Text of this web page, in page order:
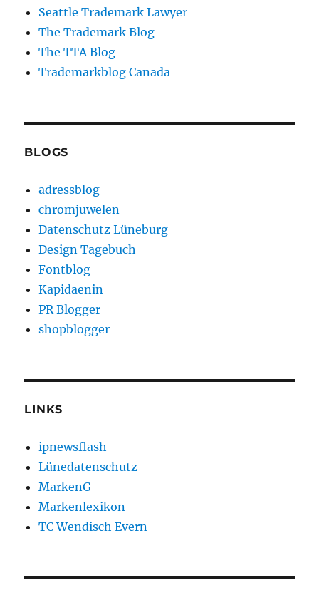
Seattle Trademark Lawyer
The Trademark Blog
The TTA Blog
Trademarkblog Canada
BLOGS
adressblog
chromjuwelen
Datenschutz Lüneburg
Design Tagebuch
Fontblog
Kapidaenin
PR Blogger
shopblogger
LINKS
ipnewsflash
Lünedatenschutz
MarkenG
Markenlexikon
TC Wendisch Evern